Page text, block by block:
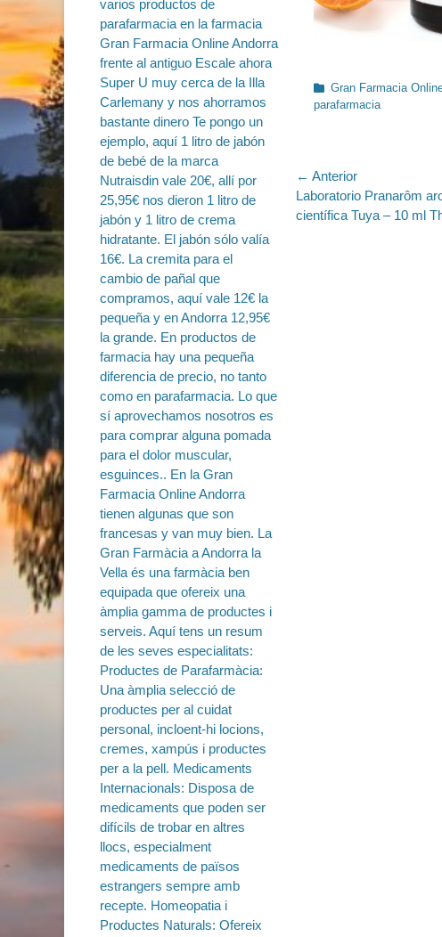
Categorías
Gran Farmacia
parafarmacia
Navegación
de
← Anterior
Entrada
anterior:
Laboratorio Pranarôm
científica Tuya – 10 ml